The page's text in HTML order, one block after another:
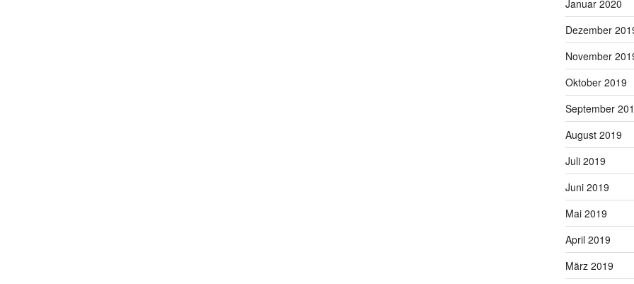
Januar 2020
Dezember
November
Oktober 2019
September
August 2019
Juli 2019
Juni 2019
Mai 2019
April 2019
März 2019